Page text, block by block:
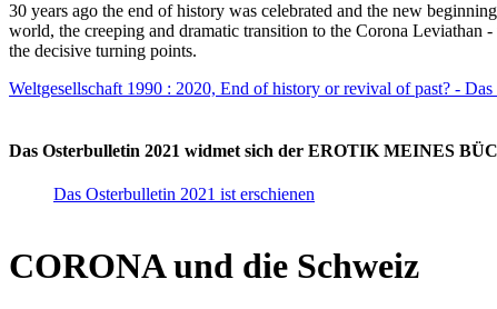
30 years ago the end of history was celebrated and the new
world, the creeping and dramatic transition to the Corona Leviathan
the decisive turning points.
Weltgesellschaft 1990 : 2020, End of history or revival of past? -
Das Osterbulletin 2021 widmet sich der EROTIK MEINES
Das Osterbulletin 2021 ist erschienen
CORONA und die Schweiz